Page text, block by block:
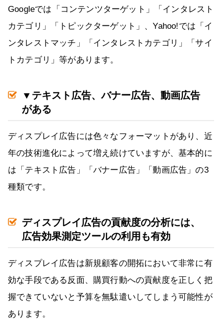
Googleでは「コンテンツターゲット」「インタレスト
カテゴリ」「トピックターゲット」、Yahoo!では「イ
ンタレストマッチ」「インタレストカテゴリ」「サイ
トカテゴリ」等があります。
▼テキスト広告、バナー広告、動画広告
がある
ディスプレイ広告には色々なフォーマットがあり、近
年の技術進化によって増え続けていますが、基本的に
は「テキスト広告」「バナー広告」「動画広告」の3
種類です。
ディスプレイ広告の貢献度の分析には、
広告効果測定ツールの利用も有効
ディスプレイ広告は新規顧客の開拓において非常に有
効な手段である反面、購買行動への貢献度を正しく把
握できていないと予算を無駄遣いしてしまう可能性が
あります。